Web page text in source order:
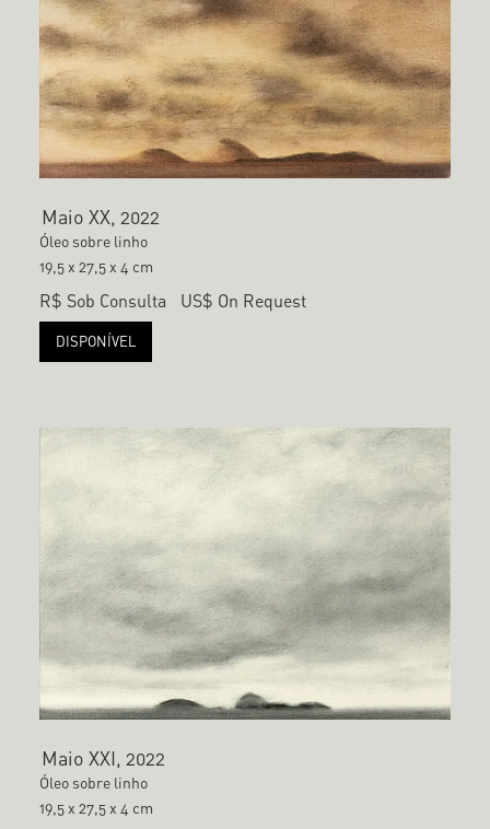
Maio XX, 2022
Óleo sobre linho
19,5 x 27,5 x 4 cm
R$ Sob Consulta US$ On Request
DISPONÍVEL
Maio XXI, 2022
Óleo sobre linho
19,5 x 27,5 x 4 cm